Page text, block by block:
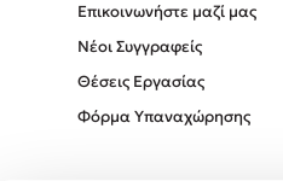
Επικοινωνήστε μαζί μας
Νέοι Συγγραφείς
Θέσεις Εργασίας
Φόρμα Υπαναχώρησης